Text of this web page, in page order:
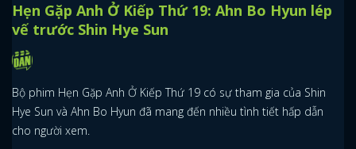
Hẹn Gặp Anh Ở Kiếp Thứ 19: Ahn Bo Hyun lép
vế trước Shin Hye Sun
Bộ phim Hẹn Gặp Anh Ở Kiếp Thứ 19 có sự tham gia của Shin
Hye Sun và Ahn Bo Hyun đã mang đến nhiều tình tiết hấp dẫn
cho người xem.